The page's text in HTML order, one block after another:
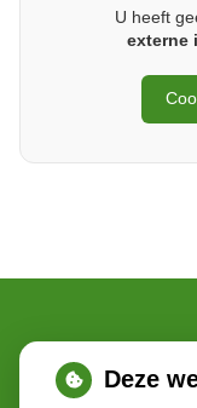
U heeft
externe
Deze